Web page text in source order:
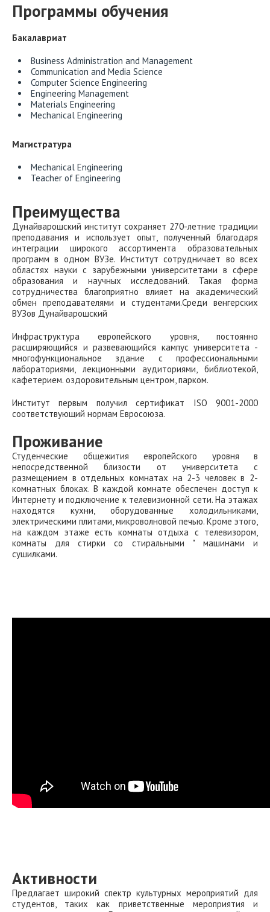
Программы обучения
Бакалавриат
Business Administration and Management
Communication and Media Science
Computer Science Engineering
Engineering Management
Materials Engineering
Mechanical Engineering
Магистратура
Mechanical Engineering
Teacher of Engineering
Преимущества
Дунайварошский институт сохраняет 270-летние традиции
преподавания и использует опыт, полученный благодаря
интеграции широкого ассортимента образовательных
программ в одном ВУЗе. Институт сотрудничает во всех
областях науки с зарубежными университетами в сфере
образования и научных исследований. Такая форма
сотрудничества благоприятно влияет на академический
обмен преподавателями и студентами.Среди венгерских
ВУЗов Дунайварошский
Инфраструктура европейского уровня, постоянно
расширяющийся и развевающийся кампус университета -
многофункциональное здание с профессиональными
лабораториями, лекционными аудиториями, библиотекой,
кафетерием. оздоровительным центром, парком.
Институт первым получил сертификат ISO 9001-2000
соответствующий нормам Евросоюза.
Проживание
Студенческие общежития европейского уровня в
непосредственной близости от университета с
размещением в отдельных комнатах на 2-3 человек в 2-
комнатных блоках. В каждой комнате обеспечен доступ к
Интернету и подключение к телевизионной сети. На этажах
находятся кухни, оборудованные холодильниками,
электрическими плитами, микроволновой печью. Кроме этого,
на каждом этаже есть комнаты отдыха с телевизором,
комнаты для стирки со стиральными " машинами и
сушилками.
Активности
Предлагает широкий спектр культурных мероприятий для
студентов, таких как приветственные мероприятия и